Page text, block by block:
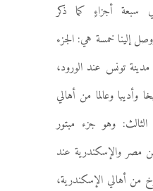
سبعة أجزاءٍ كما ذكر
إلينا خمسة هي: الجزء
تونس عند الورود،
وعالما من أهالي
الثالث: وهو جزء مبتور
مصر والإسكندرية عند
من أهالي الإسكندرية،